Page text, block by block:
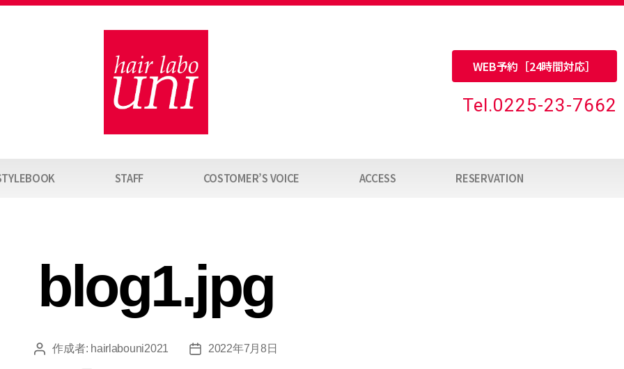
WEB予約［24時間対応］
Tel.0225-23-7662
STAFF COSTOMER’S VOICE ACCESS RESERVATION
blog1.jpg
作成者: hairlabouni2021 2022年7月8日